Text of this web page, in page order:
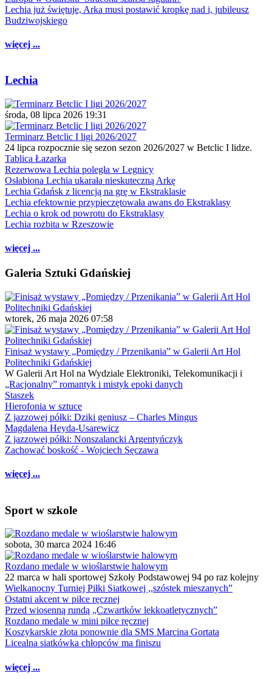
Lechia już świętuje, Arka musi postawić kropkę nad i, jubileusz
Budziwojskiego
więcej ...
Lechia
środa, 08 lipca 2026 19:31
Terminarz Betclic I ligi 2026/2027
24 lipca rozpocznie się sezon sezon 2026/2027 w Betclic I lidze.
Tablica Łazarka
Rezerwowa Lechia poległa w Legnicy
Osłabiona Lechia ukarała nieskuteczną Arkę
Lechia Gdańsk z licencją na grę w Ekstraklasie
Lechia efektownie przypieczętowała awans do Ekstraklasy
Lechia o krok od powrotu do Ekstraklasy
Lechia rozbita w Rzeszowie
więcej ...
Galeria Sztuki Gdańskiej
wtorek, 26 maja 2026 07:58
Finisaż wystawy „Pomiędzy / Przenikania” w Galerii Art Hol
Politechniki Gdańskiej
W Galerii Art Hol na Wydziale Elektroniki, Telekomunikacji i
„Racjonalny” romantyk i mistyk epoki danych
Staszek
Hierofonia w sztuce
Z jazzowej półki: Dziki geniusz – Charles Mingus
Magdalena Heyda-Usarewicz
Z jazzowej półki: Nonszalancki Argentyńczyk
Zachować boskość - Wojciech Sęczawa
więcej ...
Sport w szkole
sobota, 30 marca 2024 16:46
Rozdano medale w wioślarstwie halowym
22 marca w hali sportowej Szkoły Podstawowej 94 po raz kolejny
Wielkanocny Turniej Piłki Siatkowej ,,szóstek mieszanych”
Ostatni akcent w piłce ręcznej
Przed wiosenną rundą „Czwartków lekkoatletycznych”
Rozdano medale w mini piłce ręcznej
Koszykarskie złota ponownie dla SMS Marcina Gortata
Licealna siatkówka chłopców ma finiszu
więcej ...